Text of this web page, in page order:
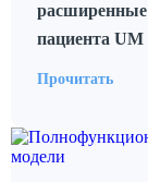
пациента UM
Прочитать